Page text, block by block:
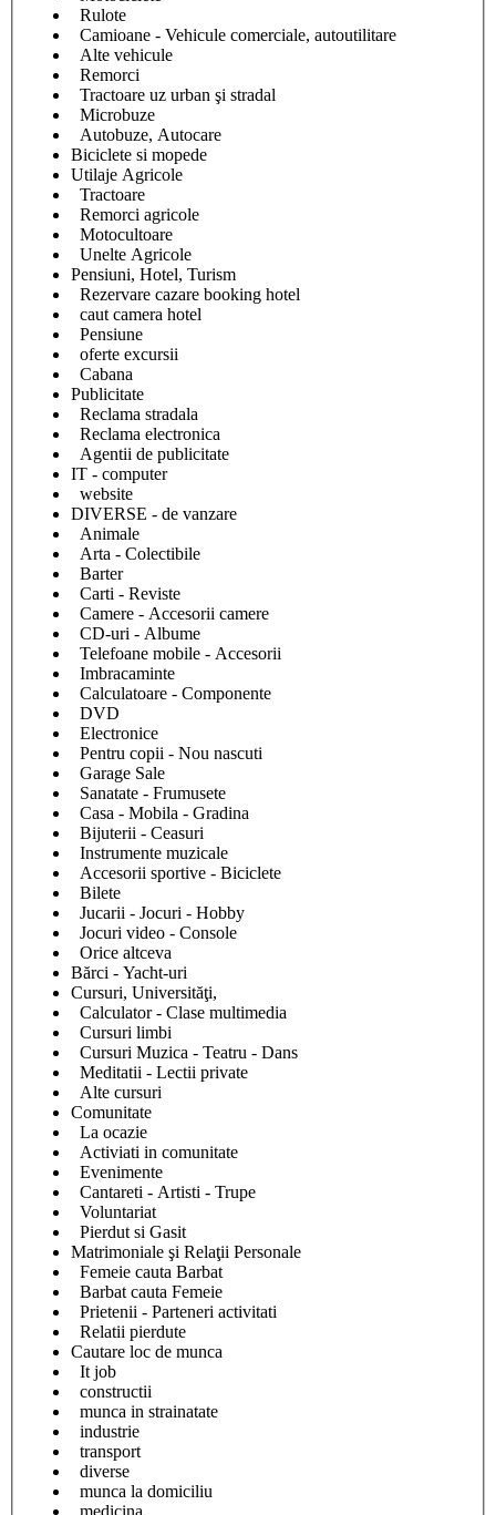
Rulote
Camioane - Vehicule comerciale, autoutilitare
Alte vehicule
Remorci
Tractoare uz urban şi stradal
Microbuze
Autobuze, Autocare
Biciclete si mopede
Utilaje Agricole
Tractoare
Remorci agricole
Motocultoare
Unelte Agricole
Pensiuni, Hotel, Turism
Rezervare cazare booking hotel
caut camera hotel
Pensiune
oferte excursii
Cabana
Publicitate
Reclama stradala
Reclama electronica
Agentii de publicitate
IT - computer
website
DIVERSE - de vanzare
Animale
Arta - Colectibile
Barter
Carti - Reviste
Camere - Accesorii camere
CD-uri - Albume
Telefoane mobile - Accesorii
Imbracaminte
Calculatoare - Componente
DVD
Electronice
Pentru copii - Nou nascuti
Garage Sale
Sanatate - Frumusete
Casa - Mobila - Gradina
Bijuterii - Ceasuri
Instrumente muzicale
Accesorii sportive - Biciclete
Bilete
Jucarii - Jocuri - Hobby
Jocuri video - Console
Orice altceva
Bărci - Yacht-uri
Cursuri, Universităţi,
Calculator - Clase multimedia
Cursuri limbi
Cursuri Muzica - Teatru - Dans
Meditatii - Lectii private
Alte cursuri
Comunitate
La ocazie
Activiati in comunitate
Evenimente
Cantareti - Artisti - Trupe
Voluntariat
Pierdut si Gasit
Matrimoniale şi Relaţii Personale
Femeie cauta Barbat
Barbat cauta Femeie
Prietenii - Parteneri activitati
Relatii pierdute
Cautare loc de munca
It job
constructii
munca in strainatate
industrie
transport
diverse
munca la domiciliu